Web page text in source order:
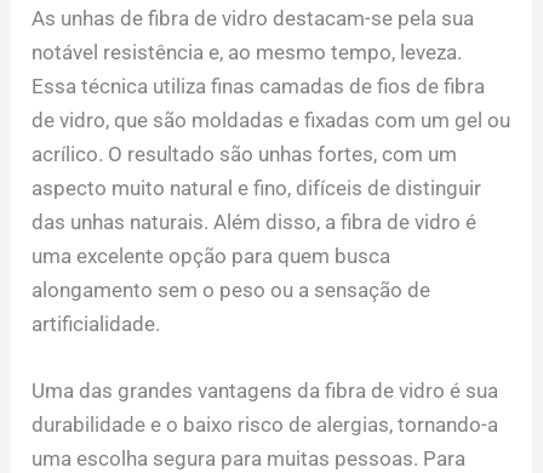
As unhas de fibra de vidro destacam-se pela sua
notável resistência e, ao mesmo tempo, leveza.
Essa técnica utiliza finas camadas de fios de fibra
de vidro, que são moldadas e fixadas com um gel ou
acrílico. O resultado são unhas fortes, com um
aspecto muito natural e fino, difíceis de distinguir
das unhas naturais. Além disso, a fibra de vidro é
uma excelente opção para quem busca
alongamento sem o peso ou a sensação de
artificialidade.
Uma das grandes vantagens da fibra de vidro é sua
durabilidade e o baixo risco de alergias, tornando-a
uma escolha segura para muitas pessoas. Para